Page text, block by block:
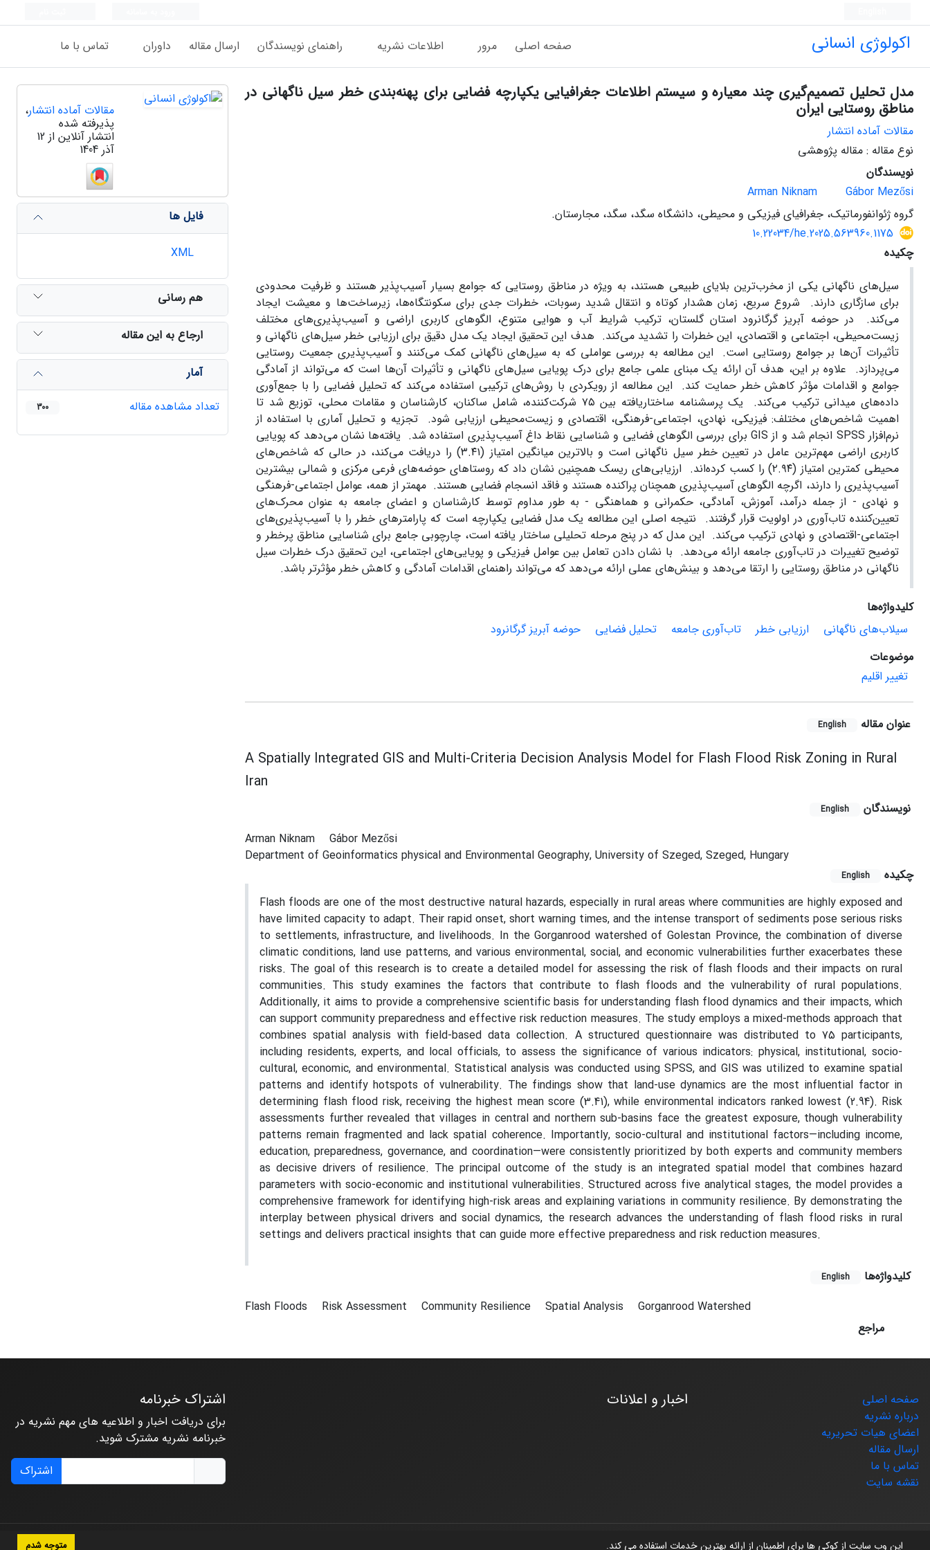
این وب سایت از کوکی ها برای اطمینان از ارائه بهترین خدمات استفاده می کند. متوجه شدم
اکولوژی انسانی صفحه اصلی مرور اطلاعات نشریه راهنمای نویسندگان ارسال مقاله داوران تماس با ما
مدل تحلیل تصمیم‌گیری چند معیاره و سیستم اطلاعات جغرافیایی یکپارچه فضایی برای پهنه‌بندی خطر سیل ناگهانی در
مناطق روستایی ایران
مقالات آماده انتشار
نوع مقاله : مقاله پژوهشی
نویسندگان
Arman Niknam
Gábor Mezősi
گروه ژئوانفورماتیک، جغرافیای فیزیکی و محیطی، دانشگاه سگد، سگد، مجارستان.
10.22034/he.2025.563960.1175
چکیده
سیل‌های ناگهانی یکی از مخرب‌ترین بلایای طبیعی هستند، به ویژه در مناطق روستایی که جوامع بسیار آسیب‌پذیر هستند و ظرفیت محدودی
برای سازگاری دارند. شروع سریع، زمان هشدار کوتاه و انتقال شدید رسوبات، خطرات جدی برای سکونتگاه‌ها، زیرساخت‌ها و معیشت ایجاد
می‌کند. در حوضه آبریز گرگانرود استان گلستان، ترکیب شرایط آب و هوایی متنوع، الگوهای کاربری اراضی و آسیب‌پذیری‌های مختلف
زیست‌محیطی، اجتماعی و اقتصادی، این خطرات را تشدید می‌کند. هدف این تحقیق ایجاد یک مدل دقیق برای ارزیابی خطر سیل‌های ناگهانی و
تأثیرات آن‌ها بر جوامع روستایی است. این مطالعه به بررسی عواملی که به سیل‌های ناگهانی کمک می‌کنند و آسیب‌پذیری جمعیت روستایی
می‌پردازد. علاوه بر این، هدف آن ارائه یک مبنای علمی جامع برای درک پویایی سیل‌های ناگهانی و تأثیرات آن‌ها است که می‌تواند از آمادگی
جوامع و اقدامات مؤثر کاهش خطر حمایت کند. این مطالعه از رویکردی با روش‌های ترکیبی استفاده می‌کند که تحلیل فضایی را با جمع‌آوری
داده‌های میدانی ترکیب می‌کند. یک پرسشنامه ساختاریافته بین ۷۵ شرکت‌کننده، شامل ساکنان، کارشناسان و مقامات محلی، توزیع شد تا
اهمیت شاخص‌های مختلف: فیزیکی، نهادی، اجتماعی-فرهنگی، اقتصادی و زیست‌محیطی ارزیابی شود. تجزیه و تحلیل آماری با استفاده از
نرم‌افزار SPSS انجام شد و از GIS برای بررسی الگوهای فضایی و شناسایی نقاط داغ آسیب‌پذیری استفاده شد. یافته‌ها نشان می‌دهد که پویایی
کاربری اراضی مهم‌ترین عامل در تعیین خطر سیل ناگهانی است و بالاترین میانگین امتیاز (۳.۴۱) را دریافت می‌کند، در حالی که شاخص‌های
محیطی کمترین امتیاز (۲.۹۴) را کسب کرده‌اند. ارزیابی‌های ریسک همچنین نشان داد که روستاهای حوضه‌های فرعی مرکزی و شمالی بیشترین
آسیب‌پذیری را دارند، اگرچه الگوهای آسیب‌پذیری همچنان پراکنده هستند و فاقد انسجام فضایی هستند. مهمتر از همه، عوامل اجتماعی-فرهنگی
و نهادی - از جمله درآمد، آموزش، آمادگی، حکمرانی و هماهنگی - به طور مداوم توسط کارشناسان و اعضای جامعه به عنوان محرک‌های
تعیین‌کننده تاب‌آوری در اولویت قرار گرفتند. نتیجه اصلی این مطالعه یک مدل فضایی یکپارچه است که پارامترهای خطر را با آسیب‌پذیری‌های
اجتماعی-اقتصادی و نهادی ترکیب می‌کند. این مدل که در پنج مرحله تحلیلی ساختار یافته است، چارچوبی جامع برای شناسایی مناطق پرخطر و
توضیح تغییرات در تاب‌آوری جامعه ارائه می‌دهد. با نشان دادن تعامل بین عوامل فیزیکی و پویایی‌های اجتماعی، این تحقیق درک خطرات سیل
ناگهانی در مناطق روستایی را ارتقا می‌دهد و بینش‌های عملی ارائه می‌دهد که می‌تواند راهنمای اقدامات آمادگی و کاهش خطر مؤثرتر باشد.
کلیدواژه‌ها
سیلاب‌های ناگهانی
ارزیابی خطر تاب‌آوری جامعه تحلیل فضایی
حوضه آبریز گرگانرود
موضوعات
تغییر اقلیم
عنوان مقاله English
A Spatially Integrated GIS and Multi-Criteria Decision Analysis Model for Flash Flood Risk Zoning in Rural
Iran
نویسندگان English
Arman Niknam
Gábor Mezősi
Department of Geoinformatics physical and Environmental Geography, University of Szeged, Szeged, Hungary
چکیده
English
Flash floods are one of the most destructive natural hazards, especially in rural areas where communities are highly exposed and
have limited capacity to adapt. Their rapid onset, short warning times, and the intense transport of sediments pose serious risks
to settlements, infrastructure, and livelihoods. In the Gorganrood watershed of Golestan Province, the combination of diverse
climatic conditions, land use patterns, and various environmental, social, and economic vulnerabilities further exacerbates these
risks. The goal of this research is to create a detailed model for assessing the risk of flash floods and their impacts on rural
communities. This study examines the factors that contribute to flash floods and the vulnerability of rural populations.
Additionally, it aims to provide a comprehensive scientific basis for understanding flash flood dynamics and their impacts, which
can support community preparedness and effective risk reduction measures. The study employs a mixed-methods approach that
combines spatial analysis with field-based data collection. A structured questionnaire was distributed to 75 participants,
including residents, experts, and local officials, to assess the significance of various indicators: physical, institutional, socio-
cultural, economic, and environmental. Statistical analysis was conducted using SPSS, and GIS was utilized to examine spatial
patterns and identify hotspots of vulnerability. The findings show that land-use dynamics are the most influential factor in
determining flash flood risk, receiving the highest mean score (3.41), while environmental indicators ranked lowest (2.94). Risk
assessments further revealed that villages in central and northern sub-basins face the greatest exposure, though vulnerability
patterns remain fragmented and lack spatial coherence. Importantly, socio-cultural and institutional factors—including income,
education, preparedness, governance, and coordination—were consistently prioritized by both experts and community members
as decisive drivers of resilience. The principal outcome of the study is an integrated spatial model that combines hazard
parameters with socio-economic and institutional vulnerabilities. Structured across five analytical stages, the model provides a
comprehensive framework for identifying high-risk areas and explaining variations in community resilience. By demonstrating the
interplay between physical drivers and social dynamics, the research advances the understanding of flash flood risks in rural
settings and delivers practical insights that can guide more effective preparedness and risk reduction measures.
کلیدواژه‌ها English
Flash Floods Risk Assessment Community Resilience Spatial Analysis
Gorganrood Watershed
مراجع
مقالات آماده انتشار،
پذیرفته شده
انتشار آنلاین از 12
آذر 1404
فایل ها
هم رسانی
ارجاع به این مقاله
آمار
تعداد مشاهده مقاله
300
صفحه اصلی
درباره نشریه
اعضای هیات تحریریه
ارسال مقاله
تماس با ما
نقشه سایت
اخبار و اعلانات اشتراک خبرنامه
برای دریافت اخبار و اطلاعیه های مهم نشریه در
خبرنامه نشریه مشترک شوید.
اشتراک
© سامانه مدیریت نشریات علمی.طراحی و پیاده سازی ازسیناوب